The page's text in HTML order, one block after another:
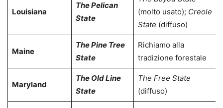
Louisiana
The Pelican
State
(molto usato); Creole
State (diffuso)
Maine
The Pine Tree
State
Richiamo alla
tradizione forestale
Maryland
The Old Line
State
The Free State
(diffuso)